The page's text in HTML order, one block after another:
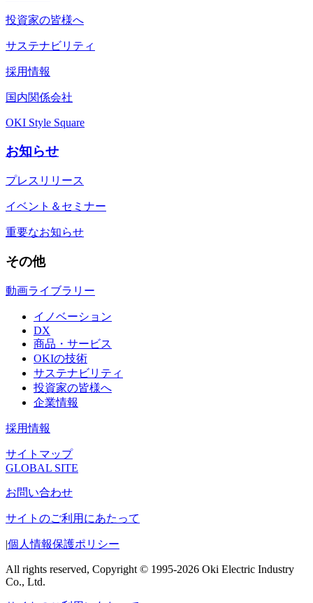
投資家の皆様へ
サステナビリティ
採用情報
国内関係会社
OKI Style Square
お知らせ
プレスリリース
イベント＆セミナー
重要なお知らせ
その他
動画ライブラリー
イノベーション
DX
商品・サービス
OKIの技術
サステナビリティ
投資家の皆様へ
企業情報
採用情報
サイトマップ
GLOBAL SITE
お問い合わせ
サイトのご利用にあたって
|個人情報保護ポリシー
All rights reserved, Copyright © 1995-2026 Oki Electric Industry
Co., Ltd.